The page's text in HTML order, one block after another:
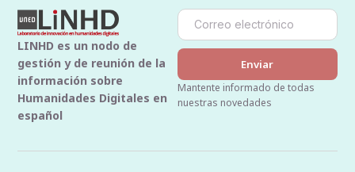
LINHD es un nodo de
gestión y de reunión de la
información sobre
Humanidades Digitales en
español
Enviar
Mantente informado de todas
nuestras novedades